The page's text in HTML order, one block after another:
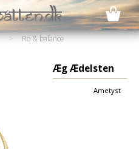
>
Ro & balance
Æg Ædelsten
Ametyst